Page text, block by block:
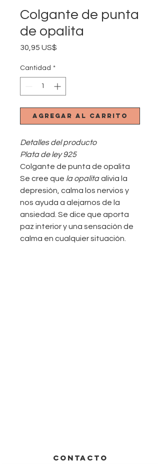
Colgante de punta
de opalita
30,95 US$
Cantidad *
Agregar al carrito
Detalles del producto
Plata de ley 925
Colgante de punta de opalita
Se cree que la opalita alivia la
depresión, calma los nervios y
nos ayuda a alejarnos de la
ansiedad. Se dice que aporta
paz interior y una sensación de
calma en cualquier situación.
CONTACTO